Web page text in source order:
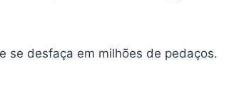
se desfaça em milhões de pedaços.